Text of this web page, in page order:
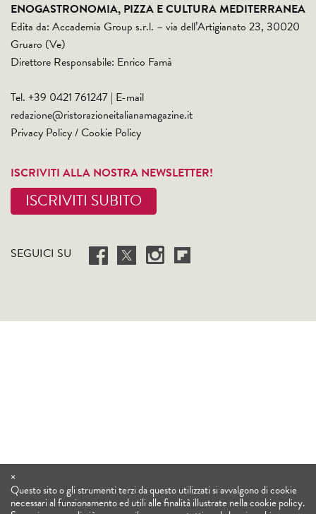
ENOGASTRONOMIA, PIZZA E CULTURA MEDITERRANEA
Edita da: Accademia Group s.r.l. – via dell’Artigianato 23, 30020
Gruaro (Ve)
Direttore Responsabile: Enrico Famà
Tel. +39 0421 761247 | E-mail
redazione@ristorazioneitalianamagazine.it
Privacy Policy/Cookie Policy
ISCRIVITI ALLA NOSTRA NEWSLETTER!
ISCRIVITI SUBITO
SEGUICI SU
×
Questo sito o gli strumenti terzi da questo utilizzati si avvalgono di cookie
necessari al funzionamento ed utili alle finalità illustrate nella cookie policy.